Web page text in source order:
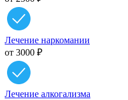
Лечение наркомании
от 3000 ₽
Лечение алкогализма